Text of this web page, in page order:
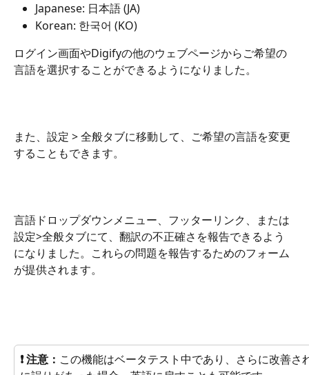
Japanese: 日本語 (JA)
Korean: 한국어 (KO)
ログイン画面やDigifyの他のウェブページからご希望の
言語を選択することができるようになりました。
また、設定 > 全般タブに移動して、ご希望の言語を変更
することもできます。
言語ドロップダウンメニュー、フッターリンク、または
設定>全般タブにて、翻訳の不正確さを報告できるよう
になりました。これらの問題を報告するためのフォーム
が提供されます。
❗ 注意： この機能はベータテスト中であり、さらに改善さ